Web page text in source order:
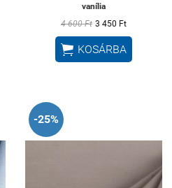
vanília
4 600 Ft 3 450 Ft
 KOSÁRBA
-25%